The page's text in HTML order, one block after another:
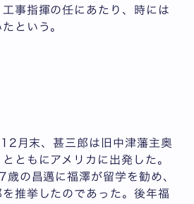
事指揮の任にあたり、時には
という。
月末、甚三郎は旧中津藩主奥
ともにアメリカに出発した。
の昌邁に福澤が留学を勧め、
推挙したのであった。後年福